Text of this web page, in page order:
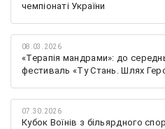
чемпіонаті України
08.03.2026
«Терапія мандрами»: до
фестиваль «Ту Стань. Шлях
07.30.2026
Кубок Воїнів з більярдного